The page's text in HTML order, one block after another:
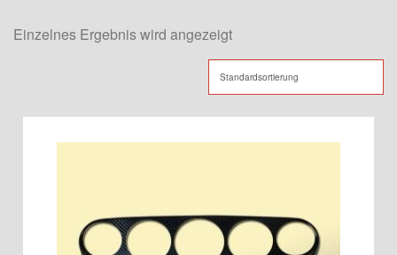
Einzelnes Ergebnis wird angezeigt